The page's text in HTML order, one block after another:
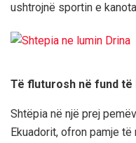
ushtrojnë sportin e
Të fluturosh në fund të
Shtëpia në një prej
Ekuadorit, ofron pamje